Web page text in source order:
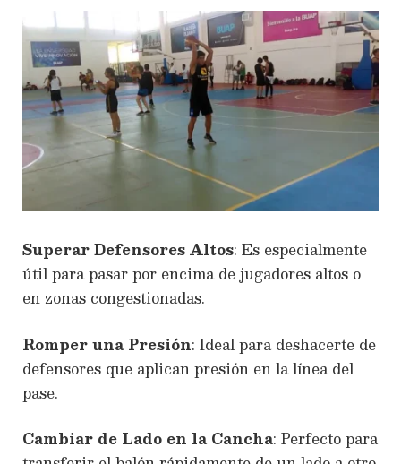
Superar Defensores Altos: Es especialmente
útil para pasar por encima de jugadores altos o
en zonas congestionadas.
Romper una Presión: Ideal para deshacerte de
defensores que aplican presión en la línea del
pase.
Cambiar de Lado en la Cancha: Perfecto para